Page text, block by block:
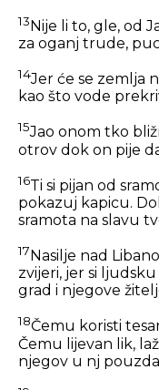
13Nije li to, gle, od
za oganj trude,
14Jer će se zemlja
kao što vode
15Jao onom tko
otrov dok on pije
16Ti si pijan od
pokazuj kapicu.
sramota na slavu
17 Nasilje nad
zvijeri, jer si
grad i njegove
18Čemu koristi
Čemu lijevan lik,
njegov u nj